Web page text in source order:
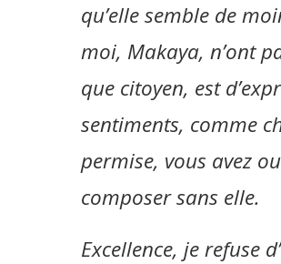
qu’elle semble de
moi, Makaya, n’ont
que citoyen, est
sentiments, comme
permise, vous avez
composer sans elle.
Excellence, je refuse